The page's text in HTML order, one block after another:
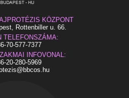
KÖZPONT
Rottenbiller u. 66.
TELEFONSZÁMA:
70-577-7377
INFOVONAL: